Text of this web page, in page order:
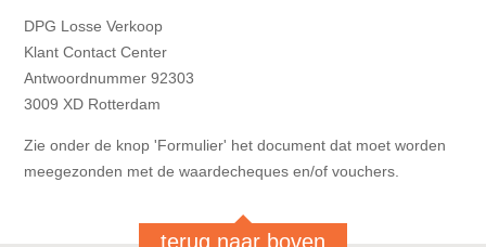
DPG Losse Verkoop
Klant Contact Center
Antwoordnummer 92303
3009 XD Rotterdam
Zie onder de knop 'Formulier' het document dat moet worden
meegezonden met de waardecheques en/of vouchers.
terug naar boven